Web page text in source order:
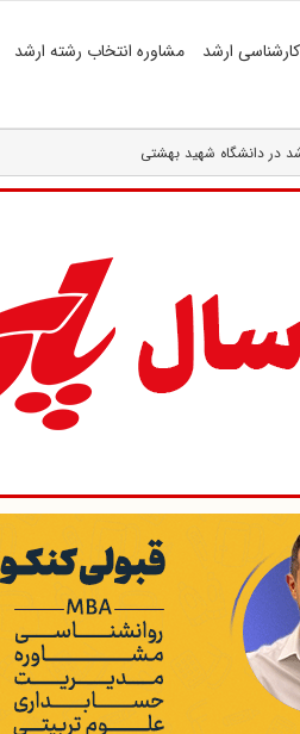
ارشد مشاوره انتخاب رشته ارشد